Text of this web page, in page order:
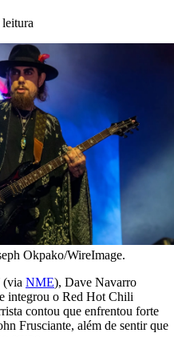
Okpako/WireImage.
(via NME), Dave Navarro
integrou o Red Hot Chili
contou que enfrentou forte
Frusciante, além de sentir que